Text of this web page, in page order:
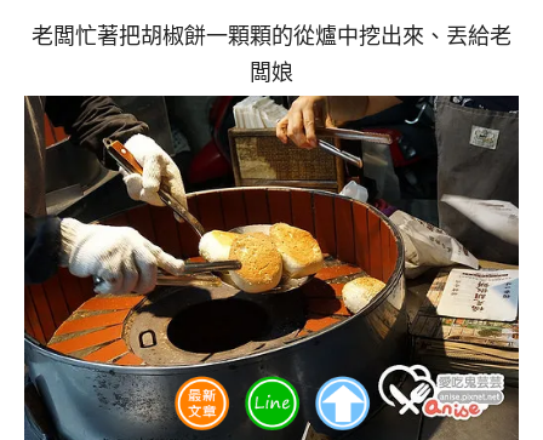
老闆忙著把胡椒餅一顆顆的從爐中挖出來、丟給老
闆娘